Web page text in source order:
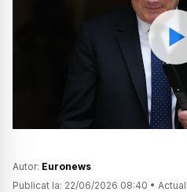
Autor: Euronews
Publicat la: 22/06/2026 08:40 •